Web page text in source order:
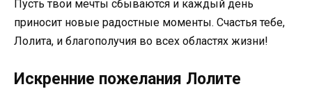
Пусть твои мечты сбываются и каждый день
приносит новые радостные моменты. Счастья тебе,
Лолита, и благополучия во всех областях жизни!
Искренние пожелания Лолите